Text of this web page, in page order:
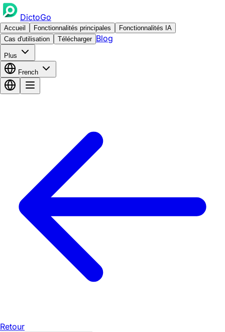
DictoGo
Accueil Fonctionnalités principales
Fonctionnalités IA
Cas d'utilisation
Télécharger Blog
Plus
French
Retour